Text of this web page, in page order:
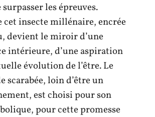
les épreuves.
cet insecte millénaire, encrée
devient le miroir d’une
intérieure, d’une aspiration
évolution de l’être. Le
scarabée, loin d’être un
est choisi pour son
pour cette promesse